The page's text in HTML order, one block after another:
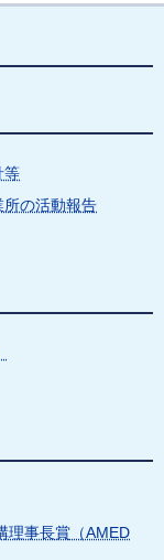
等
所の活動報告
理事長賞（AMED